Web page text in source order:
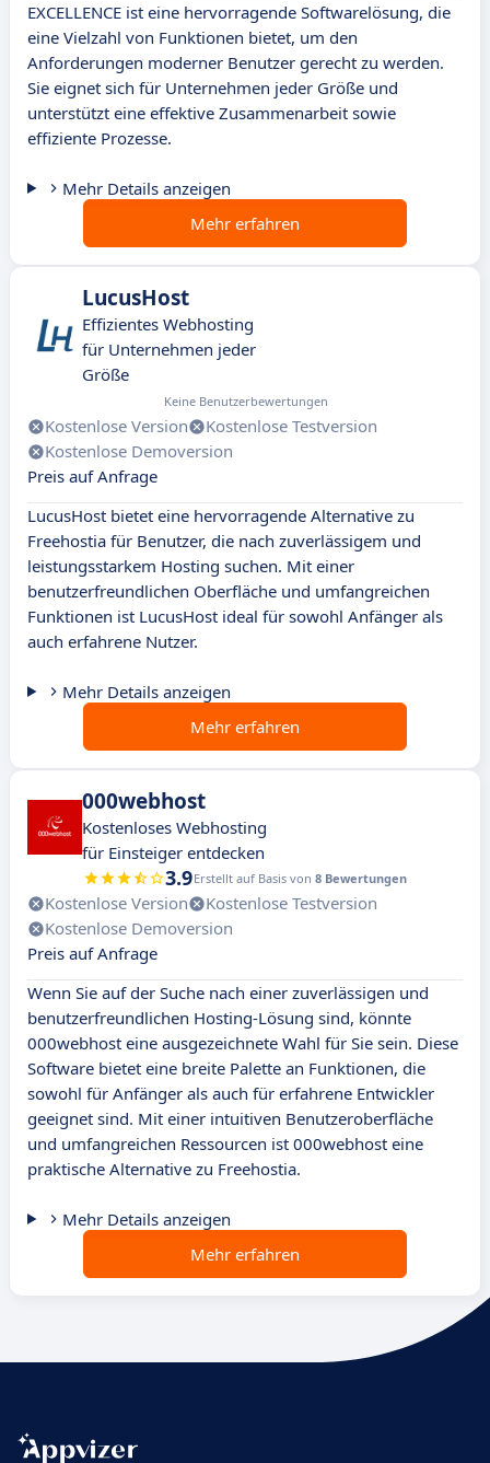
EXCELLENCE ist eine hervorragende Softwarelösung, die
eine Vielzahl von Funktionen bietet, um den
Anforderungen moderner Benutzer gerecht zu werden.
Sie eignet sich für Unternehmen jeder Größe und
unterstützt eine effektive Zusammenarbeit sowie
effiziente Prozesse.
Mehr Details anzeigen
Mehr erfahren
LucusHost
Effizientes Webhosting
für Unternehmen jeder
Größe
Keine Benutzerbewertungen
Kostenlose Version
Kostenlose Testversion
Kostenlose Demoversion
Preis auf Anfrage
LucusHost bietet eine hervorragende Alternative zu
Freehostia für Benutzer, die nach zuverlässigem und
leistungsstarkem Hosting suchen. Mit einer
benutzerfreundlichen Oberfläche und umfangreichen
Funktionen ist LucusHost ideal für sowohl Anfänger als
auch erfahrene Nutzer.
Mehr Details anzeigen
Mehr erfahren
000webhost
Kostenloses Webhosting
für Einsteiger entdecken
3.9Erstellt auf Basis von 8 Bewertungen
Kostenlose Version
Kostenlose Testversion
Kostenlose Demoversion
Preis auf Anfrage
Wenn Sie auf der Suche nach einer zuverlässigen und
benutzerfreundlichen Hosting-Lösung sind, könnte
000webhost eine ausgezeichnete Wahl für Sie sein. Diese
Software bietet eine breite Palette an Funktionen, die
sowohl für Anfänger als auch für erfahrene Entwickler
geeignet sind. Mit einer intuitiven Benutzeroberfläche
und umfangreichen Ressourcen ist 000webhost eine
praktische Alternative zu Freehostia.
Mehr Details anzeigen
Mehr erfahren